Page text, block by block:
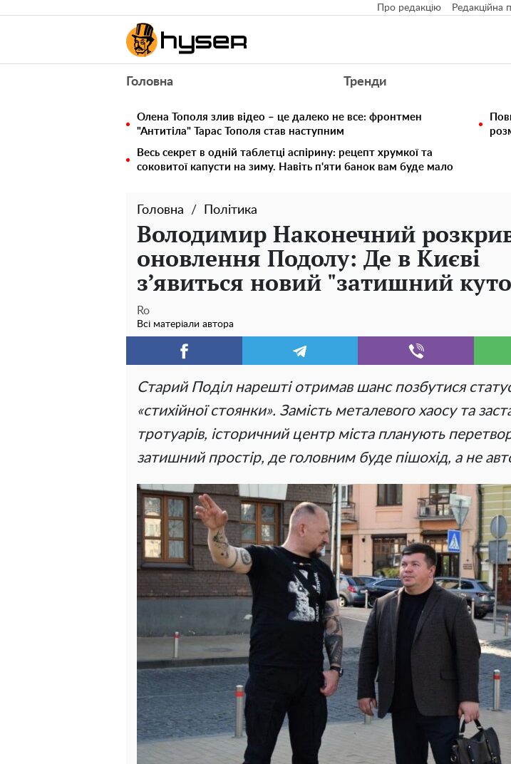
Про редакцію Редакційна
Головна Тренди
Олена Тополя злив відео – це далеко не все: фронтмен
"Антитіла" Тарас Тополя став наступним
Весь секрет в одній таблетці аспірину: рецепт хрумкої та
соковитої капусти на зиму. Навіть п'яти банок вам буде мало
Головна Політика
Володимир Наконечний
оновлення Подолу: Де в Києві
з’явиться новий "затишний
Ro
Всі матеріали автора
Старий Поділ нарешті отримав шанс позбутися
«стихійної стоянки». Замість металевого хаосу та
тротуарів, історичний центр міста планують
затишний простір, де головним буде пішохід, а не